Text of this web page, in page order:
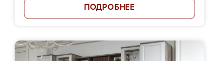
ПОДРОБНЕЕ